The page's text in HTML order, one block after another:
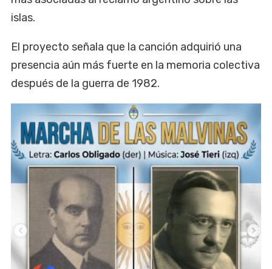
islas.
El proyecto señala que la canción adquirió una
presencia aún más fuerte en la memoria colectiva
después de la guerra de 1982.